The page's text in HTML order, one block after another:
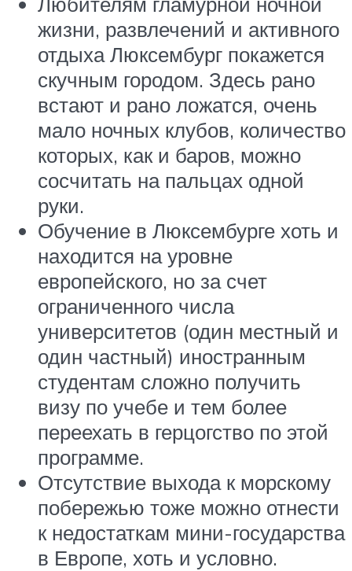
жизни, развлечений и активного
отдыха Люксембург покажется
скучным городом. Здесь рано
встают и рано ложатся, очень
мало ночных клубов, количество
которых, как и баров, можно
сосчитать на пальцах одной
руки.
Обучение в Люксембурге хоть и
находится на уровне
европейского, но за счет
ограниченного числа
университетов (один местный и
один частный) иностранным
студентам сложно получить
визу по учебе и тем более
переехать в герцогство по этой
программе.
Отсутствие выхода к морскому
побережью тоже можно отнести
к недостаткам мини-государства
в Европе, хоть и условно.